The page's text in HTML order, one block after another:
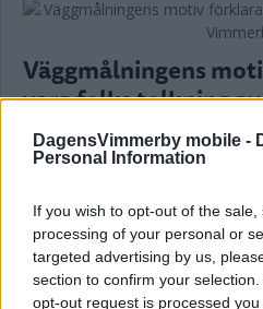
DagensVimmerby mobile -
Personal Information
If you wish to opt-out of the
processing of your personal or
targeted advertising by us,
section to confirm your
opt-out request is processed
Väggmålningens
vara folks tolkning
NYHETER 22 maj 2025 18.00
Läs in fler
SENASTE